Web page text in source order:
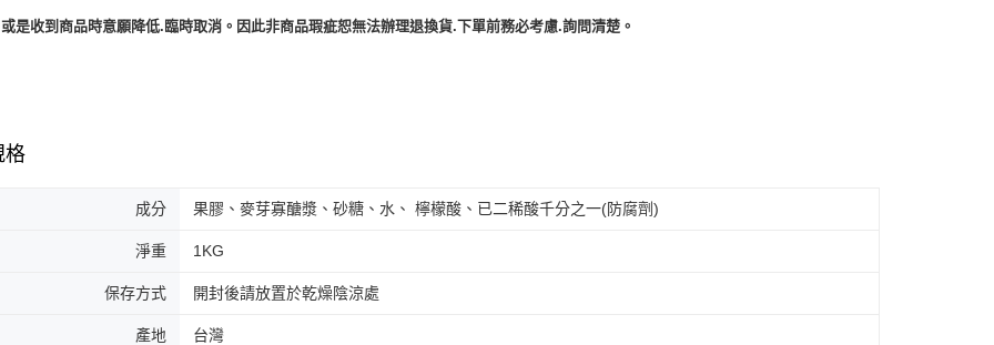
或是收到商品時意願降低.臨時取消。因此非商品瑕疵恕無法辦理退換貨.下單前務必考慮.詢問清楚。
格
成分 果膠、麥芽寡醣漿、砂糖、水、 檸檬酸、已二稀酸千分之一(防腐劑)
淨重 1KG
保存方式 開封後請放置於乾燥陰涼處
產地 台灣